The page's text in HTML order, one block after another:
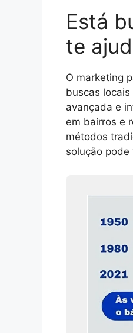
Está
te
O marketing
buscas
avançada e
em bairros e
métodos
solução